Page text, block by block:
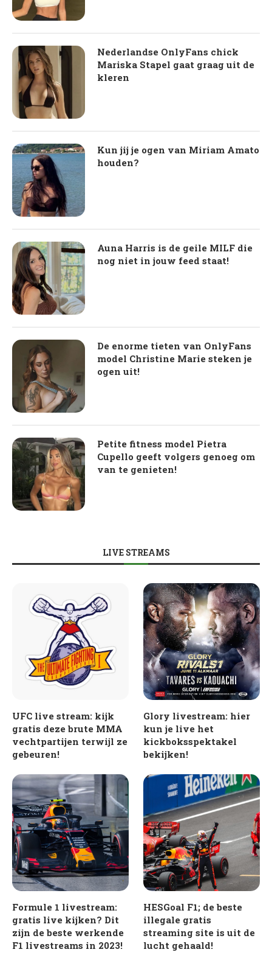
Nederlandse OnlyFans chick
Mariska Stapel gaat graag uit de
kleren
Kun jij je ogen van Miriam Amato
houden?
Auna Harris is de geile MILF die
nog niet in jouw feed staat!
De enorme tieten van OnlyFans
model Christine Marie steken je
ogen uit!
Petite fitness model Pietra
Cupello geeft volgers genoeg om
van te genieten!
LIVE STREAMS
UFC live stream: kijk
gratis deze brute MMA
vechtpartijen terwijl ze
gebeuren!
Glory livestream: hier
kun je live het
kickboksspektakel
bekijken!
Formule 1 livestream:
gratis live kijken? Dit
zijn de beste werkende
F1 livestreams in 2023!
HESGoal F1; de beste
illegale gratis
streaming site is uit de
lucht gehaald!